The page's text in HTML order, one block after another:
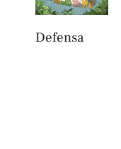
Defensa